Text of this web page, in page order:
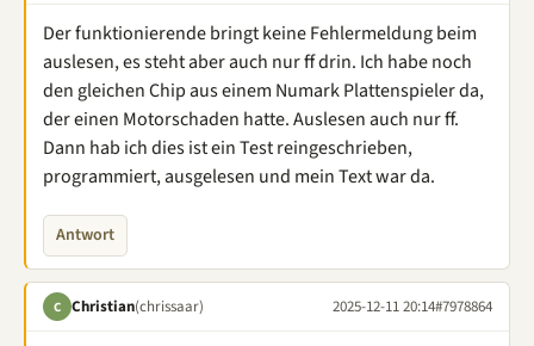
Der funktionierende bringt keine Fehlermeldung beim
auslesen, es steht aber auch nur ff drin. Ich habe noch
den gleichen Chip aus einem Numark Plattenspieler da,
der einen Motorschaden hatte. Auslesen auch nur ff.
Dann hab ich dies ist ein Test reingeschrieben,
programmiert, ausgelesen und mein Text war da.
Antwort
C Christian(chrissaar) 2025-12-11 20:14#7978864